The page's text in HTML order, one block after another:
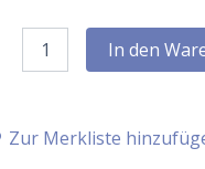
In den
Zur Merkliste